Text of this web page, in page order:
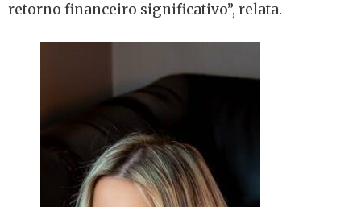
retorno financeiro significativo”, relata.